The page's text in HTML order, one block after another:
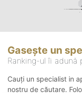
Gasește un
Ranking-ul îi
Cauți un specialist in
nostru de căutare.